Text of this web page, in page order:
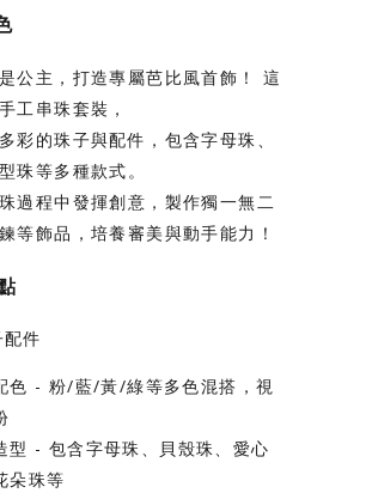
公主，打造專屬芭比風首飾！
這
工串珠套裝，
彩的珠子與配件，包含字母珠、
珠等多種款式。
過程中發揮創意，製作獨一無二
等飾品，培養審美與動手能力！
件
色 - 粉/藍/黃/綠等多色混搭，視
型 - 包含字母珠、貝殼珠、愛心
朵珠等